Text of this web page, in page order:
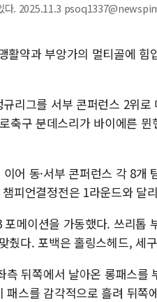
다. 2025.11.3
활약과 부앙가의 멀티골에
리그를 서부 콘퍼런스 2위
축구 분데스리가 바이에른
어 동·서부 콘퍼런스 각 8
피언결정전은 1라운드와 달
포메이션을 가동했다. 쓰리톱
췄다. 포백은 홀링스헤드, 세
측 뒤쪽에서 날아온 롱패스
패스를 감각적으로 흘려 뒤